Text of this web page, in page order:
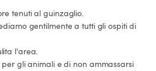
tenuti al guinzaglio.